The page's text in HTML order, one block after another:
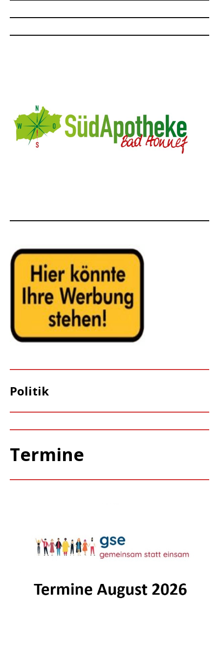
Politik
Termine